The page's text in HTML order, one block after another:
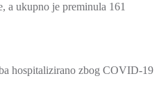
a ukupno je preminula 161
hospitalizirano zbog COVID-19